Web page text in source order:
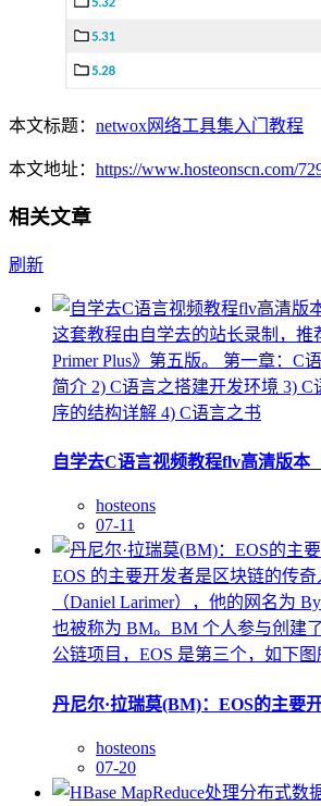
本文标题： netwox网络工具集入门教程
本文地址： https://www.hosteonscn.com/
相关文章
刷新
这套教程由自学去的站长录制，推
Primer Plus》第五版。 第一章：C
简介 2) C语言之搭建开发环境 3)
序的结构详解 4) C语言之书
自学去C语言视频教程flv高清版本
hosteons
07-11
EOS 的主要开发者是区块链的传
（Daniel Larimer），他的网名为
也被称为 BM。BM 个人参与创建
公链项目，EOS 是第三个，如下图
丹尼尔·拉瑞莫(BM)：EOS的主要
hosteons
07-20